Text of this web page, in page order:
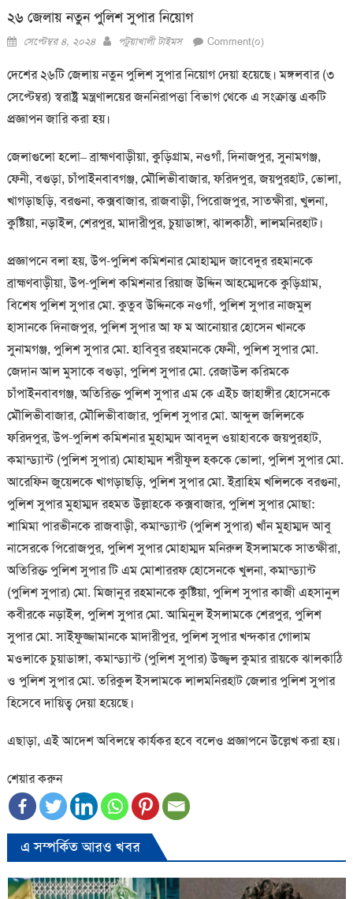
২৬ জেলায় নতুন পুলিশ সুপার নিয়োগ
Posted
সেপ্টেম্বর ৪, ২০২৪ Author
পটুয়াখালী টাইমস Comment(০)
দেশের ২৬টি জেলায় নতুন পুলিশ সুপার নিয়োগ দেয়া হয়েছে। মঙ্গলবার (৩
সেপ্টেম্বর) স্বরাষ্ট্র মন্ত্রণালয়ের জননিরাপত্তা বিভাগ থেকে এ সংক্রান্ত একটি
প্রজ্ঞাপন জারি করা হয়।
জেলাগুলো হলো– ব্রাহ্মণবাড়ীয়া, কুড়িগ্রাম, নওগাঁ, দিনাজপুর, সুনামগঞ্জ,
ফেনী, বগুড়া, চাঁপাইনবাবগঞ্জ, মৌলিভীবাজার, ফরিদপুর, জয়পুরহাট, ভোলা,
খাগড়াছড়ি, বরগুনা, কক্সবাজার, রাজবাড়ী, পিরোজপুর, সাতক্ষীরা, খুলনা,
কুষ্টিয়া, নড়াইল, শেরপুর, মাদারীপুর, চুয়াডাঙ্গা, ঝালকাঠী, লালমনিরহাট।
প্রজ্ঞাপনে বলা হয়, উপ-পুলিশ কমিশনার মোহাম্মদ জাবেদুর রহমানকে
ব্রাহ্মণবাড়ীয়া, উপ-পুলিশ কমিশনার রিয়াজ উদ্দিন আহম্মেদকে কুড়িগ্রাম,
বিশেষ পুলিশ সুপার মো. কুতুব উদ্দিনকে নওগাঁ, পুলিশ সুপার নাজমুল
হাসানকে দিনাজপুর, পুলিশ সুপার আ ফ ম আনোয়ার হোসেন খানকে
সুনামগঞ্জ, পুলিশ সুপার মো. হাবিবুর রহমানকে ফেনী, পুলিশ সুপার মো.
জেদান আল মুসাকে বগুড়া, পুলিশ সুপার মো. রেজাউল করিমকে
চাঁপাইনবাবগঞ্জ, অতিরিক্ত পুলিশ সুপার এম কে এইচ জাহাঙ্গীর হোসেনকে
মৌলিভীবাজার, মৌলিভীবাজার, পুলিশ সুপার মো. আব্দুল জলিলকে
ফরিদপুর, উপ-পুলিশ কমিশনার মুহাম্মদ আবদুল ওয়াহাবকে জয়পুরহাট,
কমান্ড্যান্ট (পুলিশ সুপার) মোহাম্মদ শরীফুল হককে ভোলা, পুলিশ সুপার মো.
আরেফিন জুয়েলকে খাগড়াছড়ি, পুলিশ সুপার মো. ইব্রাহিম খলিলকে বরগুনা,
পুলিশ সুপার মুহাম্মদ রহমত উল্লাহকে কক্সবাজার, পুলিশ সুপার মোছা:
শামিমা পারভীনকে রাজবাড়ী, কমান্ড্যান্ট (পুলিশ সুপার) খাঁন মুহাম্মদ আবু
নাসেরকে পিরোজপুর, পুলিশ সুপার মোহাম্মদ মনিরুল ইসলামকে সাতক্ষীরা,
অতিরিক্ত পুলিশ সুপার টি এম মোশাররফ হোসেনকে খুলনা, কমান্ড্যান্ট
(পুলিশ সুপার) মো. মিজানুর রহমানকে কুষ্টিয়া, পুলিশ সুপার কাজী এহসানুল
কবীরকে নড়াইল, পুলিশ সুপার মো. আমিনুল ইসলামকে শেরপুর, পুলিশ
সুপার মো. সাইফুজ্জামানকে মাদারীপুর, পুলিশ সুপার খন্দকার গোলাম
মওলাকে চুয়াডাঙ্গা, কমান্ড্যান্ট (পুলিশ সুপার) উজ্জ্বল কুমার রায়কে ঝালকাঠি
ও পুলিশ সুপার মো. তরিকুল ইসলামকে লালমনিরহাট জেলার পুলিশ সুপার
হিসেবে দায়িত্ব দেয়া হয়েছে।
এছাড়া, এই আদেশ অবিলম্বে কার্যকর হবে বলেও প্রজ্ঞাপনে উল্লেখ করা হয়।
শেয়ার করুন
এ সম্পর্কিত আরও খবর